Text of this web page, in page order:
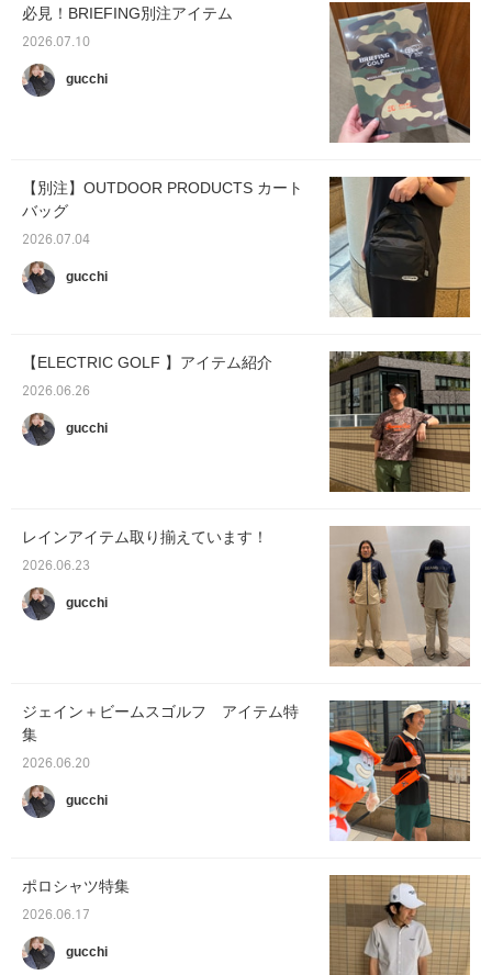
必見！BRIEFING別注アイテム
2026.07.10
gucchi
【別注】OUTDOOR PRODUCTS カート
バッグ
2026.07.04
gucchi
【ELECTRIC GOLF 】アイテム紹介
2026.06.26
gucchi
レインアイテム取り揃えています！
2026.06.23
gucchi
ジェイン＋ビームスゴルフ アイテム特
集
2026.06.20
gucchi
ポロシャツ特集
2026.06.17
gucchi